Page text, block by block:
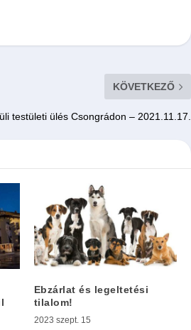
KÖVETKEZŐ
testületi ülés Csongrádon – 2021.11.17.
Ebzárlat és legeltetési
tilalom!
2023 szept. 15